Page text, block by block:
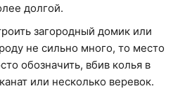
долгой.
загородный домик или
не сильно много, то место
обозначить, вбив колья в
или несколько веревок.